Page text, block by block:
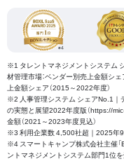
※1 タレントマネジメントシステム
材管理市場：ベンダー別売上金額シ
上金額シェア（2015～2022年度）
※2 人事管理システム シェアNo.1｜
の実態と展望2022年度版（https://
金額（2021～2023年度見込）
※3 利用企業数 4,500社超｜2025年
※4 スマートキャンプ株式会社主催
ントマネジメントシステム部門1位